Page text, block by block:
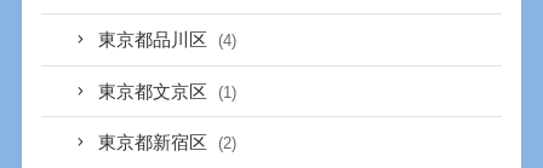
東京都品川区 (4)
東京都文京区 (1)
東京都新宿区 (2)